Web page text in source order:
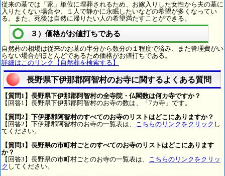
従来の墓では「家」単位に埋葬されるため、お嫁入りした女性から夫の墓に
入りたくない場合や、１人で静かに永眠したいなどの希望が多くなってい
る。また、死後は自然に帰りたい人の希望満たすことができる。
３）価格がお値打ちである
自然葬の相場は従来のお墓の半分から数分の１程度で済み、また管理費がい
らない場合がほとんどであるため価格がお値打ちである。
詳細はこのリンク【自然葬を検索する】
長野県下伊那郡阿智村のお寺に関するよくある質問
【質問1】長野県下伊那郡阿智村の全寺院・仏閣数は何カ寺ですか？
【回答1】長野県下伊那郡阿智村のお寺の数は、「7カ寺」です。
【質問2】下伊那郡阿智村のすべてのお寺のリストはどこにありますか？
【回答2】下伊那郡阿智村のお寺の一覧表は、 こちらのリンクをクリック し
てください。
【質問3】長野県の市町村ごとのすべてのお寺のリストはどこにあります
か？
【回答3】長野県の市町村ごとのお寺の一覧表は、 こちらのリンクをクリッ
ク してください。